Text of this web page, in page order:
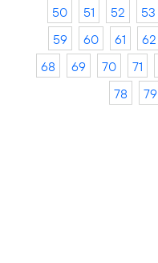
50
51 52 53
59
60 61 62
68
69 70 71
78
79